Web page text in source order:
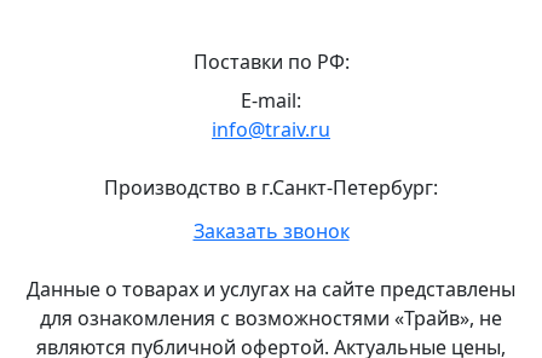
Поставки по РФ:
E-mail:
info@traiv.ru
Производство в г.Санкт-Петербург:
Заказать звонок
Данные о товарах и услугах на сайте представлены
для ознакомления с возможностями «Трайв», не
являются публичной офертой. Актуальные цены,
и
склад
«Трайв»